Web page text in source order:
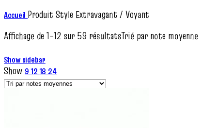
Accueil Produit Style Extravagant / Voyant
Affichage de 1–12 sur 59 résultatsTrié par note moyenne
Show sidebar
Show 91218 24